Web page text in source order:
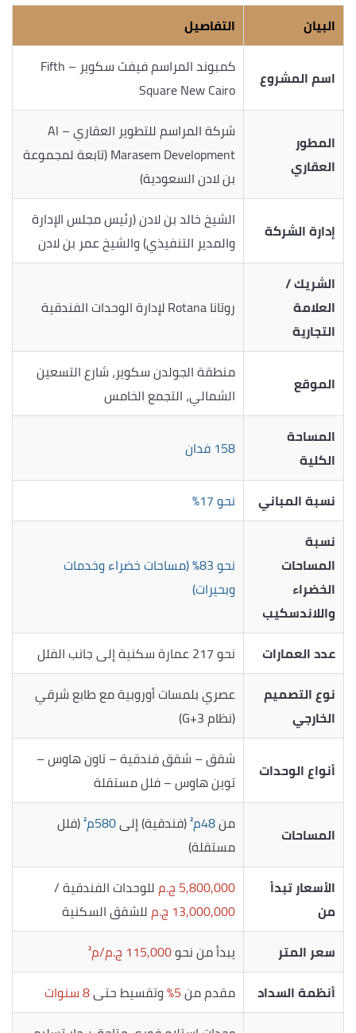
البيان
التفاصيل
اسم المشروع
كمبوند المراسم فيفث سكوير – Fifth
Square New Cairo
المطور
العقاري
شركة المراسم للتطوير العقاري – Al
Marasem Development (تابعة لمجموعة
بن لادن السعودية)
إدارة الشركة
الشيخ خالد بن لادن (رئيس مجلس الإدارة
والمدير التنفيذي) والشيخ عمر بن لادن
الشريك /
العلامة
التجارية
روتانا Rotana لإدارة الوحدات الفندقية
الموقع
منطقة الجولدن سكوير، شارع التسعين
الشمالي، التجمع الخامس
المساحة
الكلية
158 فدان
نسبة المباني
نحو 17%
نسبة
المساحات
الخضراء
واللاندسكيب
نحو 83% (مساحات خضراء وخدمات
وبحيرات)
عدد العمارات
نحو 217 عمارة سكنية إلى جانب الفلل
نوع التصميم
الخارجي
عصري بلمسات أوروبية مع طابع شرقي
(نظام G+3)
أنواع الوحدات
شقق – شقق فندقية – تاون هاوس –
توين هاوس – فلل مستقلة
المساحات من48م² (فندقية) إلى580م²
(فلل
مستقلة)
الأسعار تبدأ
من
5,800,000 ج.م
للوحدات الفندقية /
13,000,000 ج.م
للشقق السكنية
سعر المتر
يبدأ من نحو115,000 ج.م/م²
أنظمة السداد
مقدم من5% وتقسيط حتى8 سنوات